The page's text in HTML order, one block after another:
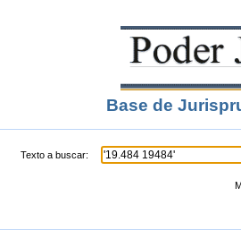
Base de
Texto a buscar: